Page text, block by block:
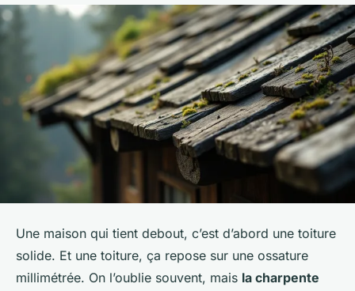
Une maison qui tient debout, c’est d’abord une toiture
solide. Et une toiture, ça repose sur une ossature
millimétrée. On l’oublie souvent, mais la charpente